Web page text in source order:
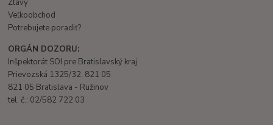
Zľavy
Veľkoobchod
Potrebujete poradiť?
ORGÁN DOZORU:
Inšpektorát SOI pre Bratislavský kraj
Prievozská 1325/32, 821 05
821 05 Bratislava - Ružinov
tel. č.: 02/582 722 03